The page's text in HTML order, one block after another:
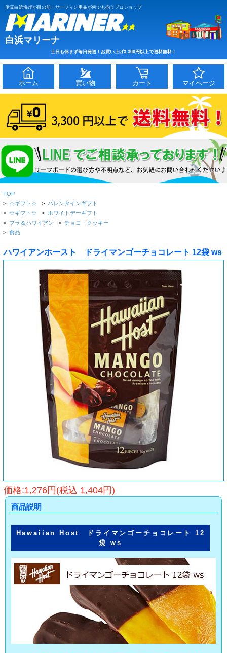
伊豆白浜海岸が目の前！サーフィン用品が何でも揃うプロショップ
白浜マリーナ
土日も休まず毎日発送！お買い上げ3,300円以上で送料無料！
ホーム 買い物 カート マイページ
TOP
> ☆ギフト☆ > バレンタインギフト
> ☆ギフト☆ > ホワイトデーギフト
> フラ＆ハワイアン > チョコ・クッキー
> 食品
ハワイアンホースト ドライマンゴーチョコレート 12袋 ws
価格:1,276円(税込 1,404円)
商品説明
Hawaiian Host ドライマンゴーチョコレート 12
袋 ws